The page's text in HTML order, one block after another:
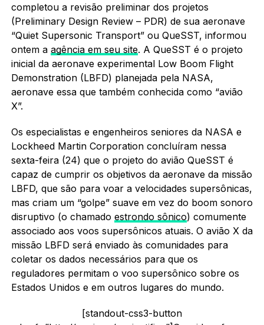
completou a revisão preliminar dos projetos
(Preliminary Design Review – PDR) de sua aeronave
“Quiet Supersonic Transport” ou QueSST, informou
ontem a agência em seu site. A QueSST é o projeto
inicial da aeronave experimental Low Boom Flight
Demonstration (LBFD) planejada pela NASA,
aeronave essa que também conhecida como “avião
X”.
Os especialistas e engenheiros seniores da NASA e
Lockheed Martin Corporation concluíram nessa
sexta-feira (24) que o projeto do avião QueSST é
capaz de cumprir os objetivos da aeronave da missão
LBFD, que são para voar a velocidades supersônicas,
mas criam um “golpe” suave em vez do boom sonoro
disruptivo (o chamado estrondo sônico) comumente
associado aos voos supersônicos atuais. O avião X da
missão LBFD será enviado às comunidades para
coletar os dados necessários para que os
reguladores permitam o voo supersônico sobre os
Estados Unidos e em outros lugares do mundo.
[standout-css3-button